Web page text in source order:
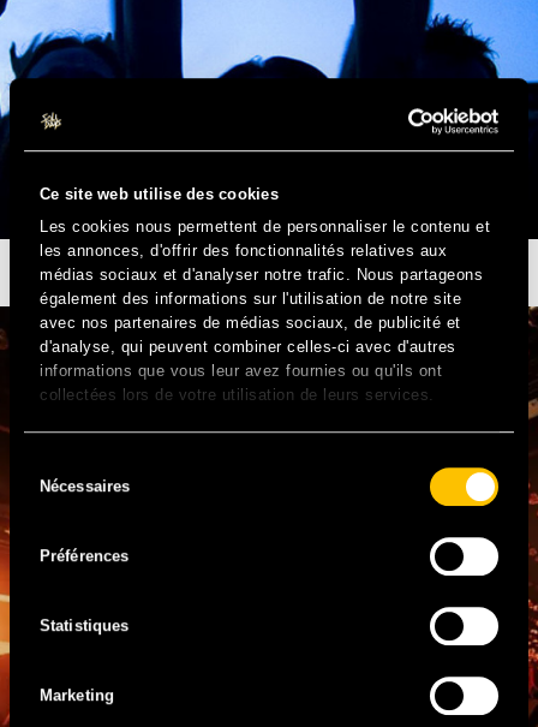
Ce site web utilise des cookies
Les cookies nous permettent de personnaliser le contenu et
les annonces, d'offrir des fonctionnalités relatives aux
médias sociaux et d'analyser notre trafic. Nous partageons
également des informations sur l'utilisation de notre site
avec nos partenaires de médias sociaux, de publicité et
d'analyse, qui peuvent combiner celles-ci avec d'autres
informations que vous leur avez fournies ou qu'ils ont
collectées lors de votre utilisation de leurs services.
duNécessaires
Préférences
Statistiques
Marketing
MERCI D’ÊTRE LÀ